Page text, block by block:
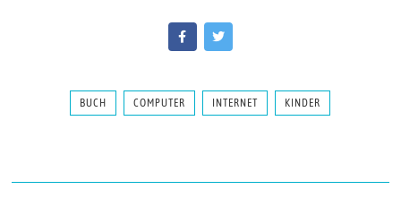
BUCH COMPUTER INTERNET KINDER